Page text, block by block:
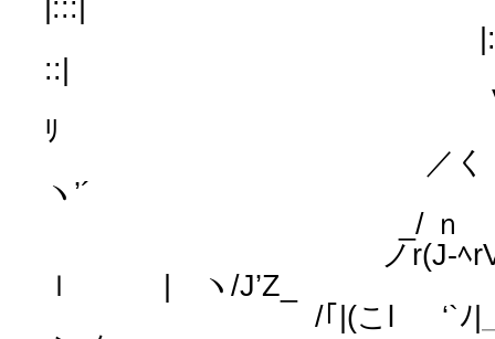
|:::|
|::l:::l
::|
Vﾍ:|＞,､.二
ﾘ
／く ＼
ヽ’´
_/ ｎ ヽr―＜
ノr(J-ﾍrV|
ｌ | ヽ/J’Z_
/｢|(こl ‘`ﾉ|＿＿〉‐